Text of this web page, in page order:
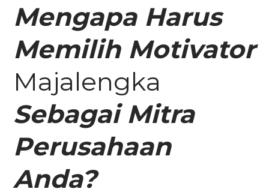
Mengapa Harus
Memilih Motivator
Majalengka
Sebagai Mitra
Perusahaan
Anda?